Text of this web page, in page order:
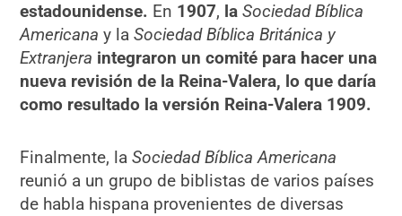
estadounidense. En 1907, la Sociedad Bíblica
Americana y laSociedad Bíblica Británica y
Extranjera integraron un comité para hacer una
nueva revisión de la Reina-Valera, lo que daría
como resultado la versión Reina-Valera 1909.
Finalmente, laSociedad Bíblica Americana
reunió a un grupo de biblistas de varios países
de habla hispana provenientes de diversas